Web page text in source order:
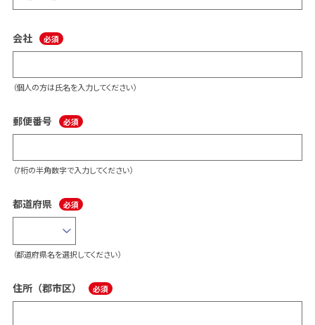
会社
（個人の方は氏名を入力してください）
郵便番号
（7桁の半角数字で入力してください）
都道府県
（都道府県名を選択してください）
住所（郡市区）